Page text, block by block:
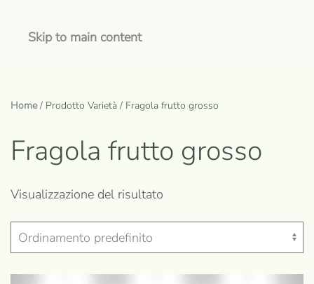
Skip to main content
Home/ Prodotto Varietà / Fragola frutto grosso
Fragola frutto grosso
Visualizzazione del risultato